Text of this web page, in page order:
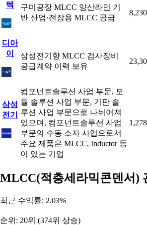
텍
구미공장 MLCC 양산라인 기
반 산업·전장용 MLCC 공급
8,230
디아
이
삼성전기향 MLCC 검사장비
공급계약 이력 보유
삼성
전기
컴포넌트솔루션 사업 부문, 모
듈 솔루션 사업 부문, 기판 솔
루션 사업 부문으로 나뉘어져
있으며, 컴포넌트솔루션 사업
부문의 수동 소자 사업으로서
주요 제품은 MLCC, Inductor 등
이 있는 기업
MLCC(적층세라믹콘덴서)
최근 수익률: 2.03%
순위: 20위 (374위 상승)